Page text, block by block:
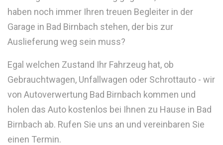
haben noch immer Ihren treuen Begleiter in der
Garage in Bad Birnbach stehen, der bis zur
Auslieferung weg sein muss?
Egal welchen Zustand Ihr Fahrzeug hat, ob
Gebrauchtwagen, Unfallwagen oder Schrottauto - wir
von Autoverwertung Bad Birnbach kommen und
holen das Auto kostenlos bei Ihnen zu Hause in Bad
Birnbach ab. Rufen Sie uns an und vereinbaren Sie
einen Termin.